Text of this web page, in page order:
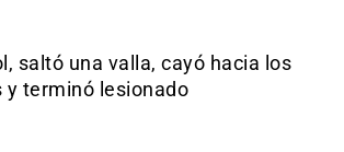
saltó una valla, cayó hacia los
y terminó lesionado